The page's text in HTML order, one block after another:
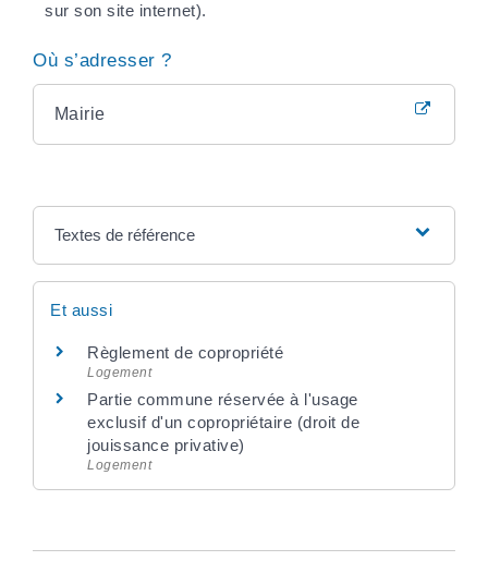
sur son site internet).
Où s’adresser ?
Mairie
Textes de référence
Et aussi
Règlement de copropriété
Logement
Partie commune réservée à l'usage
exclusif d'un copropriétaire (droit de
jouissance privative)
Logement